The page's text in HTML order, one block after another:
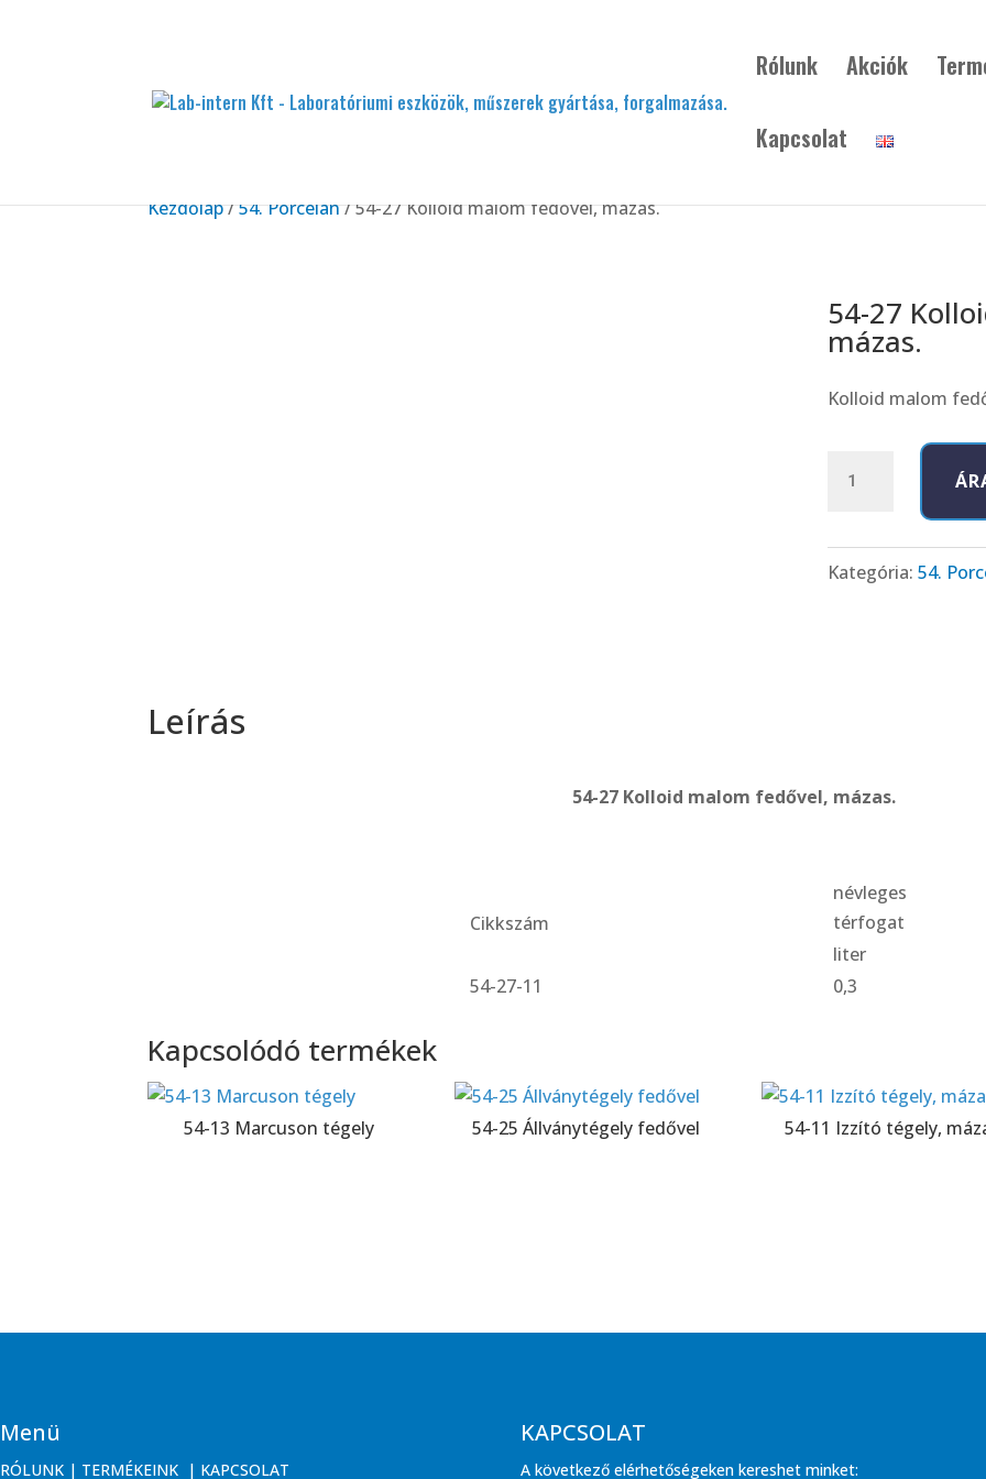
Rólunk Akciók
Kapcsolat
Kezdőlap/54. Porcelán/ 54-27 Kolloid malom fedővel, mázas.
54-27
mázas.
Kolloid malom
malom
fedővel,
Kategória: 54.
Leírás
54-27 Kolloid malom fedővel, mázas.
Cikkszám
névleges
térfogat
liter
54-27-11
0,3
Kapcsolódó termékek
54-13 Marcuson tégely 54-25 Állványtégely fedővel 54-11 Izzító tégely,
Menü
RÓLUNK | TERMÉKEINK | KAPCSOLAT
KAPCSOLAT
A következő elérhetőségeken kereshet minket: